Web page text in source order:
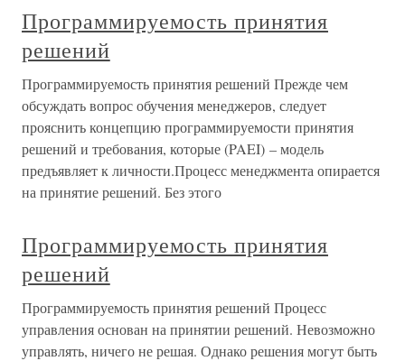
Программируемость принятия
решений
Программируемость принятия решений Прежде чем
обсуждать вопрос обучения менеджеров, следует
прояснить концепцию программируемости принятия
решений и требования, которые (PAEI) – модель
предъявляет к личности.Процесс менеджмента опирается
на принятие решений. Без этого
Программируемость принятия
решений
Программируемость принятия решений Процесс
управления основан на принятии решений. Невозможно
управлять, ничего не решая. Однако решения могут быть